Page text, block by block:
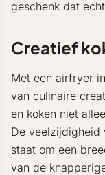
geschenk dat
Creatief
Met een airfryer
van culinaire
en koken niet
De veelzijdigheid
staat om een
van de